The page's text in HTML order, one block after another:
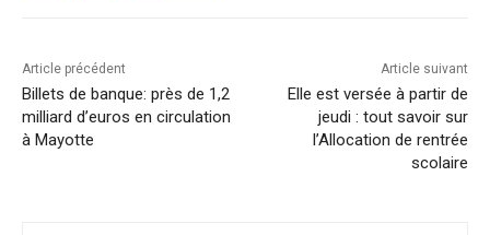
Article précédent
Billets de banque: près de 1,2
milliard d’euros en circulation
à Mayotte
Article suivant
Elle est versée à partir de
jeudi : tout savoir sur
l’Allocation de rentrée
scolaire